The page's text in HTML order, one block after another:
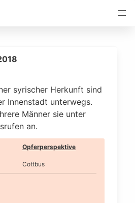
syrischer Herkunft sind
Innenstadt unterwegs.
Männer sie unter
an.
Opferperspektive
Cottbus